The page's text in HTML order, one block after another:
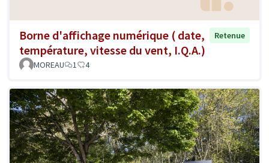
Borne d'affichage numérique ( date,
température, vitesse du vent, I.Q.A.)
Retenue
MOREAU 1 4